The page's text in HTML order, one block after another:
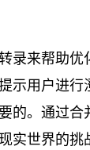
录来帮助
示用户进
的。通过
世界的挑